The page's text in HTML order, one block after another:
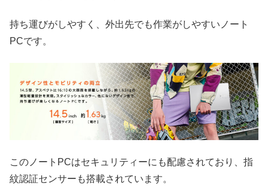
持ち運びがしやすく、外出先でも作業がしやすいノート
PCです。
このノートPCはセキュリティーにも配慮されており、指
紋認証センサーも搭載されています。